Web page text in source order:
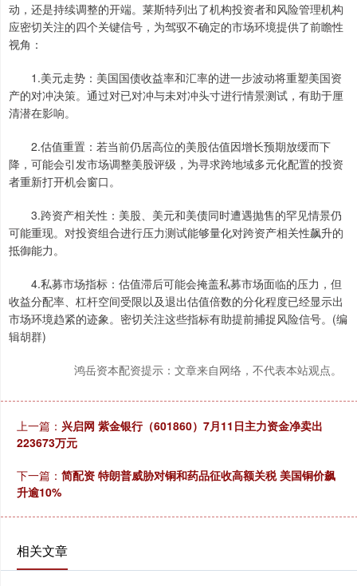
动，还是持续调整的开端。莱斯特列出了机构投资者和风险管理机构
应密切关注的四个关键信号，为驾驭不确定的市场环境提供了前瞻性
视角：
1.美元走势：美国国债收益率和汇率的进一步波动将重塑美国资
产的对冲决策。通过对已对冲与未对冲头寸进行情景测试，有助于厘
清潜在影响。
2.估值重置：若当前仍居高位的美股估值因增长预期放缓而下
降，可能会引发市场调整美股评级，为寻求跨地域多元化配置的投资
者重新打开机会窗口。
3.跨资产相关性：美股、美元和美债同时遭遇抛售的罕见情景仍
可能重现。对投资组合进行压力测试能够量化对跨资产相关性飙升的
抵御能力。
4.私募市场指标：估值滞后可能会掩盖私募市场面临的压力，但
收益分配率、杠杆空间受限以及退出估值倍数的分化程度已经显示出
市场环境趋紧的迹象。密切关注这些指标有助提前捕捉风险信号。(编
辑胡群)
鸿岳资本配资提示：文章来自网络，不代表本站观点。
上一篇： 兴启网 紫金银行（601860）7月11日主力资金净卖出
223673万元
下一篇： 简配资 特朗普威胁对铜和药品征收高额关税 美国铜价飙
升逾10%
相关文章